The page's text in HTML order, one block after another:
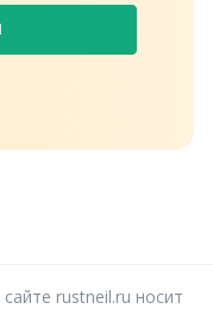
rustneil.ru носит